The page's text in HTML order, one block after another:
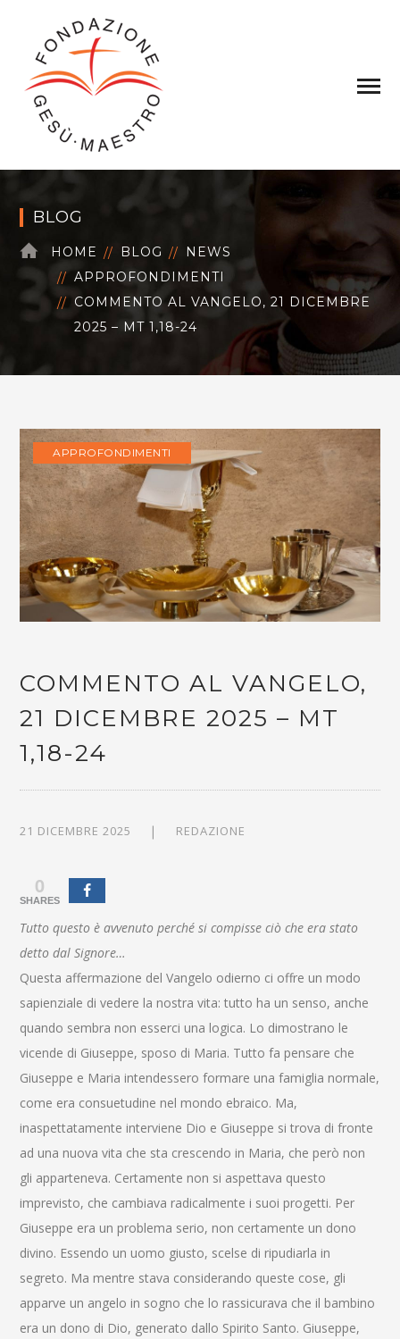
BLOG
HOME BLOG
NEWS
APPROFONDIMENTI
COMMENTO AL VANGELO, 21 DICEMBRE
2025 – MT 1,18-24
APPROFONDIMENTI
COMMENTO AL VANGELO,
21 DICEMBRE 2025 – MT
1,18-24
21 DICEMBRE 2025 REDAZIONE
0
SHARES
Tutto questo è avvenuto perché si compisse ciò che era stato
detto dal Signore…
Questa affermazione del Vangelo odierno ci offre un modo
sapienziale di vedere la nostra vita: tutto ha un senso, anche
quando sembra non esserci una logica. Lo dimostrano le
vicende di Giuseppe, sposo di Maria. Tutto fa pensare che
Giuseppe e Maria intendessero formare una famiglia normale,
come era consuetudine nel mondo ebraico. Ma,
inaspettatamente interviene Dio e Giuseppe si trova di fronte
ad una nuova vita che sta crescendo in Maria, che però non
gli apparteneva. Certamente non si aspettava questo
imprevisto, che cambiava radicalmente i suoi progetti. Per
Giuseppe era un problema serio, non certamente un dono
divino. Essendo un uomo giusto, scelse di ripudiarla in
segreto. Ma mentre stava considerando queste cose, gli
apparve un angelo in sogno che lo rassicurava che il bambino
era un dono di Dio, generato dallo Spirito Santo. Giuseppe,